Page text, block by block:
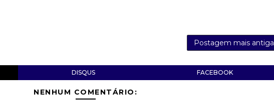
Postagem mais antiga
DISQUS FACEBOOK
NENHUM COMENTÁRIO: